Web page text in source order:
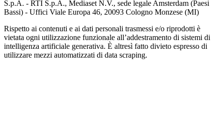
S.p.A. - RTI S.p.A., Mediaset N.V., sede legale Amsterdam (Paesi
Bassi) - Uffici Viale Europa 46, 20093 Cologno Monzese (MI)
Rispetto ai contenuti e ai dati personali trasmessi e/o riprodotti è
vietata ogni utilizzazione funzionale all’addestramento di sistemi di
intelligenza artificiale generativa. È altresì fatto divieto espresso di
utilizzare mezzi automatizzati di data scraping.